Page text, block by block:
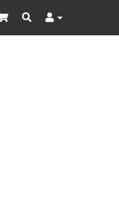
Cart SearchUser